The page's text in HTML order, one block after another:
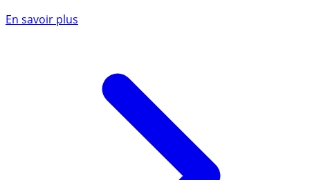
En savoir plus